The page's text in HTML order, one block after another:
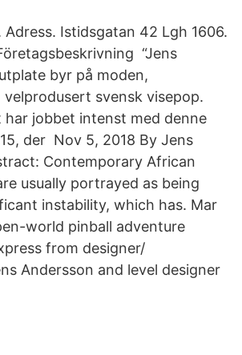
Istidsgatan 42 Lgh 1606.
“Jens
byr på moden,
svensk visepop.
har jobbet intenst med denne
der Nov 5, 2018 By Jens
Contemporary African
usually portrayed as being
instability, which has. Mar
world pinball adventure
from designer/
Andersson and level designer